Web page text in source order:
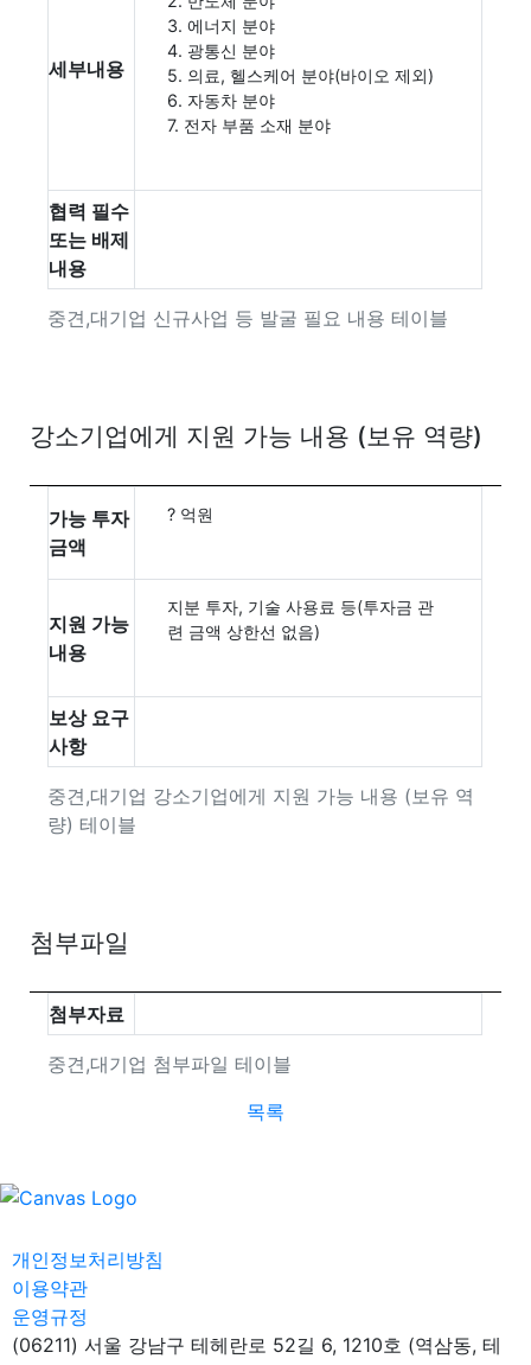
중견,대기업 신규사업 등 발굴 필요 내용 테이블
세부내용
3. 에너지 분야
4. 광통신 분야
5. 의료, 헬스케어 분야(바이오 제외)
6. 자동차 분야
7. 전자 부품 소재 분야
협력 필수
또는 배제
내용
강소기업에게 지원 가능 내용 (보유 역량)
중견,대기업 강소기업에게 지원 가능 내용 (보유 역
량) 테이블
가능 투자
금액
? 억원
지원 가능
내용
지분 투자, 기술 사용료 등(투자금 관
련 금액 상한선 없음)
보상 요구
사항
첨부파일
중견,대기업 첨부파일 테이블
첨부자료
목록
개인정보처리방침
이용약관
운영규정
(06211) 서울 강남구 테헤란로 52길 6, 1210호 (역삼동, 테